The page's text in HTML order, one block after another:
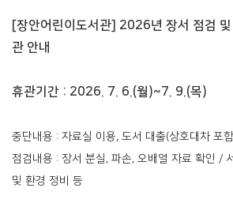
[장안어린이도서관] 2026년 장서 점검
관 안내
휴관기간 : 2026. 7. 6.(월)~7. 9.(목)
중단내용 : 자료실 이용, 도서 대출(상호대차 포
점검내용 : 장서 분실, 파손, 오배열 자료 확인 /
및 환경 정비 등